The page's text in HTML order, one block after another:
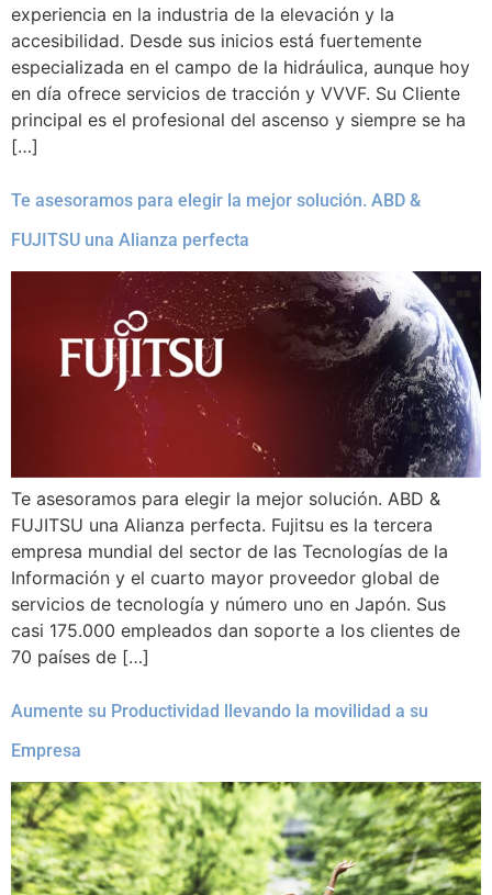
experiencia en la industria de la elevación y la
accesibilidad. Desde sus inicios está fuertemente
especializada en el campo de la hidráulica, aunque hoy
en día ofrece servicios de tracción y VVVF. Su Cliente
principal es el profesional del ascenso y siempre se ha
[…]
Te asesoramos para elegir la mejor solución. ABD &
FUJITSU una Alianza perfecta
Te asesoramos para elegir la mejor solución. ABD &
FUJITSU una Alianza perfecta. Fujitsu es la tercera
empresa mundial del sector de las Tecnologías de la
Información y el cuarto mayor proveedor global de
servicios de tecnología y número uno en Japón. Sus
casi 175.000 empleados dan soporte a los clientes de
70 países de […]
Aumente su Productividad llevando la movilidad a su
Empresa